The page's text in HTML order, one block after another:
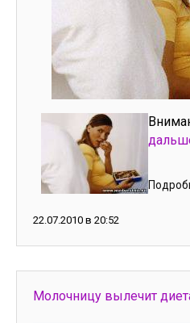
22.07.2010 в 20:52
Молочницу вылечит